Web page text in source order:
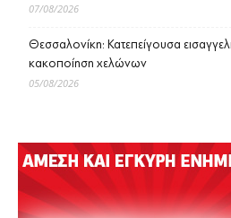
07/08/2026
Θεσσαλονίκη: Κατεπείγουσα
κακοποίηση χελώνων
05/08/2026